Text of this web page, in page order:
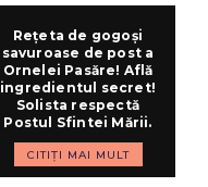
Rețeta de gogoși
savuroase de post a
Ornelei Pasăre! Află
ingredientul secret!
Solista respectă
Postul Sfintei Mării.
CITIȚI MAI MULT